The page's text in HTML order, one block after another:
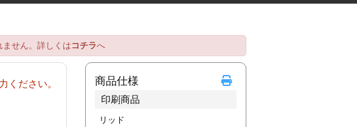
せん。詳しくはコチラへ
ください。 商品仕様
印刷商品
リッド